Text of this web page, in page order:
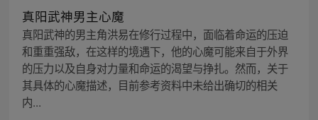
真阳武神男主心魔
真阳武神的男主角洪易在修行过程中，面临着命运的压迫
和重重强敌，在这样的境遇下，他的心魔可能来自于外界
的压力以及自身对力量和命运的渴望与挣扎。然而，关于
其具体的心魔描述，目前参考资料中未给出确切的相关
内...